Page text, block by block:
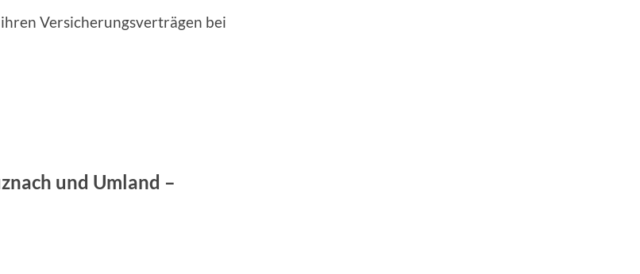
Versicherungsverträgen bei
und Umland –